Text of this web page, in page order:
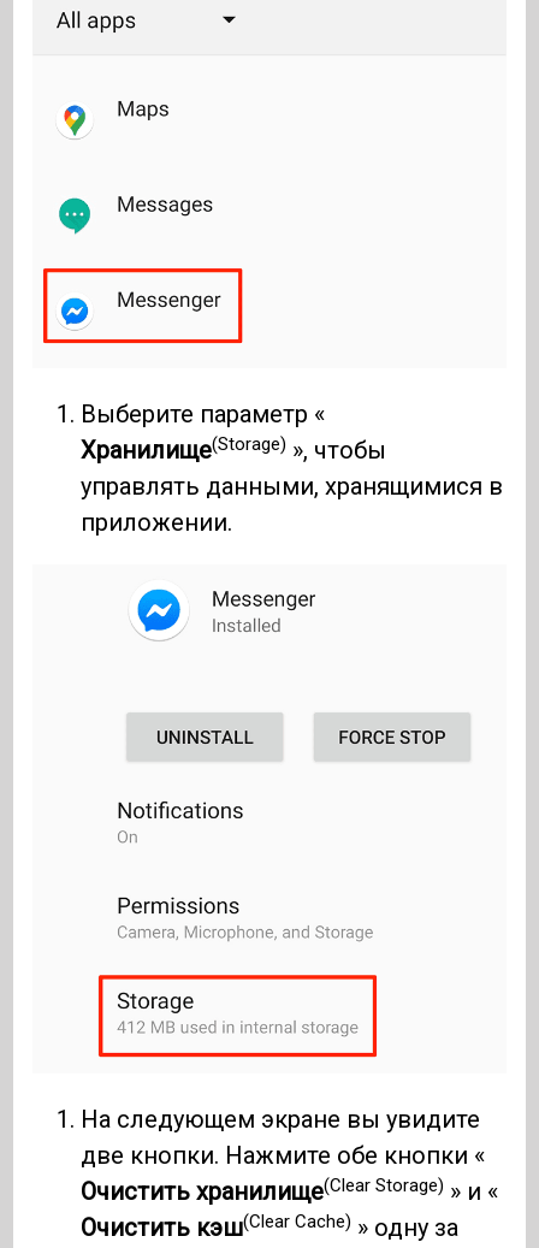
Выберите параметр «
Хранилище(Storage) », чтобы
управлять данными, хранящимися в
приложении.
На следующем экране вы увидите
две кнопки. Нажмите обе кнопки «
Очистить хранилище(Clear Storage) » и «
Очистить кэш(Clear Cache) » одну за